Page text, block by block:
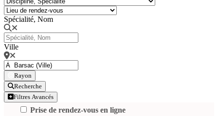
Spécialité, Nom
Ville
Rayon
Recherche
Filtres Avancés
Prise de rendez-vous en ligne